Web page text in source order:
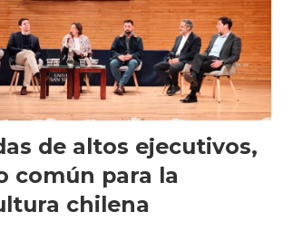
de altos ejecutivos,
común para la
chilena